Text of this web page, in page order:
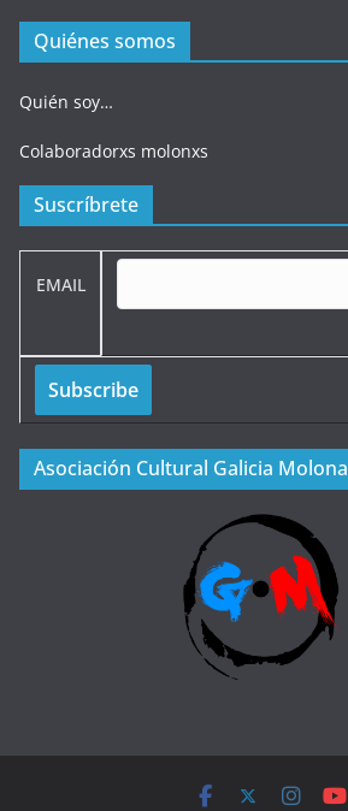
Quiénes somos
Quién soy…
Colaboradorxs molonxs
Suscríbrete
EMAIL
Asociación Cultural Galicia Molona